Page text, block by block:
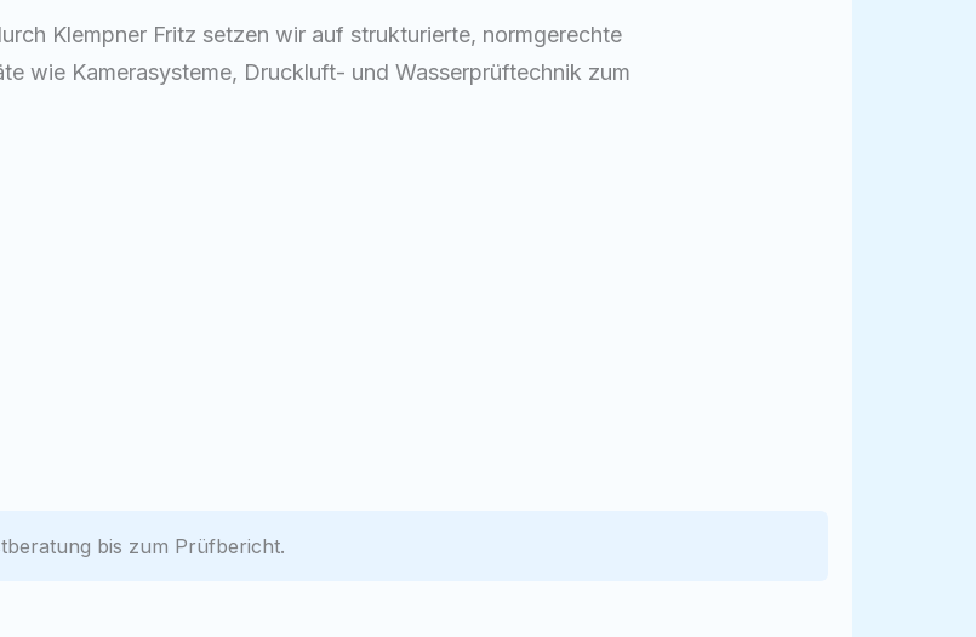
Klempner Fritz setzen wir auf strukturierte, normgerechte
wie Kamerasysteme, Druckluft- und Wasserprüftechnik zum
bis zum Prüfbericht.